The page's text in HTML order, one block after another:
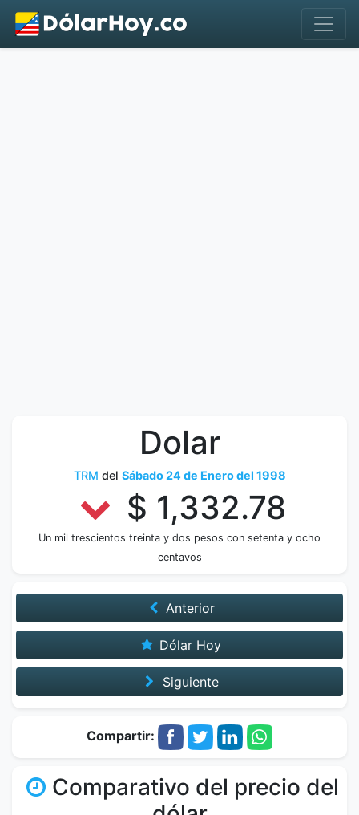
Dolar
TRM del Sábado 24 de Enero del 1998
$ 1,332.78
Un mil trescientos treinta y dos pesos con setenta y ocho
centavos
Anterior
Dólar Hoy
Siguiente
Compartir:
Comparativo del precio del